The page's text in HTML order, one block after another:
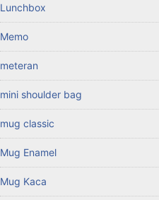
Lunchbox
Memo
meteran
mini shoulder bag
mug classic
Mug Enamel
Mug Kaca